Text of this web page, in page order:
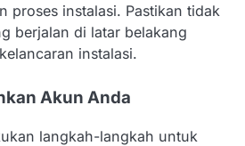
proses instalasi. Pastikan tidak
berjalan di latar belakang
instalasi.
Akun Anda
langkah-langkah untuk